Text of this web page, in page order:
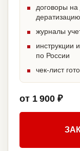
договоры
журналы
инструкции
по России
чек-лист
от 1 900 ₽